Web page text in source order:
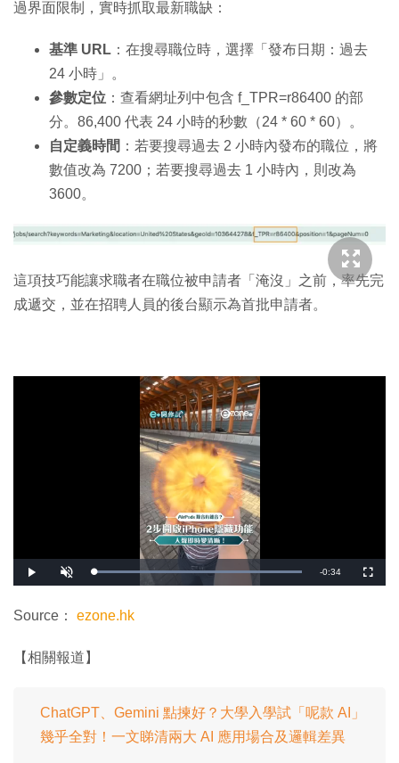
過界面限制，實時抓取最新職缺：
基準 URL ：在搜尋職位時，選擇「發布日期：過去
24 小時」。
參數定位 ：查看網址列中包含 f_TPR=r86400 的部
分。86,400 代表 24 小時的秒數（24 * 60 * 60）。
自定義時間 ：若要搜尋過去 2 小時內發布的職位，將
數值改為 7200；若要搜尋過去 1 小時內，則改為
3600。
這項技巧能讓求職者在職位被申請者「淹沒」之前，率先完
成遞交，並在招聘人員的後台顯示為首批申請者。
播
放
開
啟
載
入
剩
-0:34
全
螢
Source： ezone.hk
【相關報道】
ChatGPT、Gemini 點揀好？大學入學試「呢款 AI」
幾乎全對！一文睇清兩大 AI 應用場合及邏輯差異